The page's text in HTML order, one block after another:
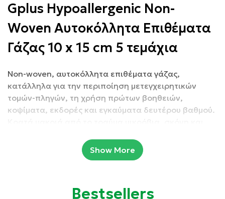
Gplus Hypoallergenic Non-
Woven Αυτοκόλλητα Επιθέματα
Γάζας 10 x 15 cm 5 τεμάχια
Non-woven, αυτοκόλλητα επιθέματα γάζας,
κατάλληλα για την περιποίηση μετεγχειρητικών
τομών-πληγών, τη χρήση πρώτων βοηθειών,
κοψίματα, εκδορές και εγκαύματα δευτέρου βαθμού.
Συσκευασία: 5 τεμάχια
Show More
Bestsellers